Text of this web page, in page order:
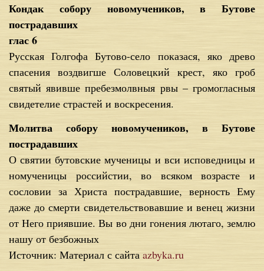
Кондак собору новомучеников, в Бутове
пострадавших
глас 6
Русская Голгофа Бутово-село показася, яко древо
спасения воздвигше Соловецкий крест, яко гроб
святый явивше пребезмолвныя рвы – громогласныя
свидетелие страстей и воскресения.
Молитва собору новомучеников, в Бутове
пострадавших
О святии бутовские мученицы и вси исповедницы и
номученицы российстии, во всяком возрасте и
сословии за Христа пострадавшие, верность Ему
даже до смерти свидетельствовавшие и венец жизни
от Него приявшие. Вы во дни гонения лютаго, землю
нашу от безбожных
Источник: Материал с сайта azbyka.ru